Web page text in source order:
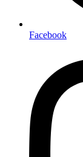
Facebook